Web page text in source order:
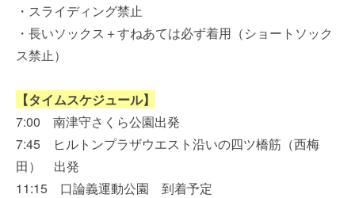
・スライディング禁止
・長いソックス＋すねあては必ず着用（ショートソック
ス禁止）
【タイムスケジュール】
7:00 南津守さくら公園出発
7:45 ヒルトンプラザウエスト沿いの四ツ橋筋（西梅
田） 出発
11:15 口論義運動公園 到着予定